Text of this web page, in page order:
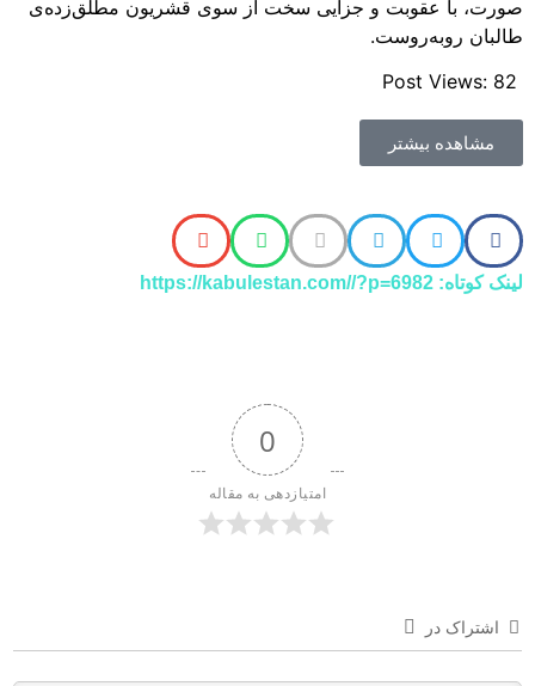
صورت، با عقوبت و جزایی سخت از سوی قشریون مطلق‌زده‌ی
طالبان روبه‌روست.
Post Views: 82
مشاهده بیشتر
لینک کوتاه: https://kabulestan.com//?p=6982
0
امتیازدهی به مقاله
اشتراک در